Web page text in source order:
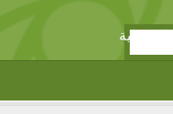
التجريبية